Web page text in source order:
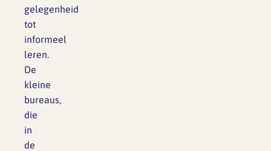
gelegenheid
tot
informeel
leren.
De
kleine
bureaus,
die
in
de